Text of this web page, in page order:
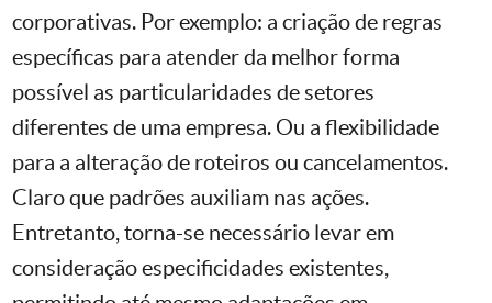
corporativas. Por exemplo: a criação de regras
específicas para atender da melhor forma
possível as particularidades de setores
diferentes de uma empresa. Ou a flexibilidade
para a alteração de roteiros ou cancelamentos.
Claro que padrões auxiliam nas ações.
Entretanto, torna-se necessário levar em
consideração especificidades existentes,